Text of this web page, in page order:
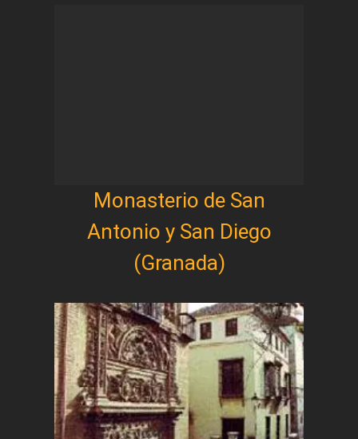
Monasterio de San
Antonio y San Diego
(Granada)